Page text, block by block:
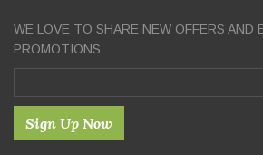
WE LOVE TO SHARE NEW OFFERS AND
PROMOTIONS
Sign Up Now